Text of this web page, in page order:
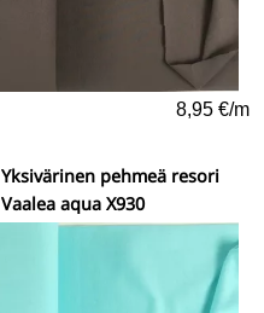
8,95 €/m
Yksivärinen pehmeä resori
Vaalea aqua X930